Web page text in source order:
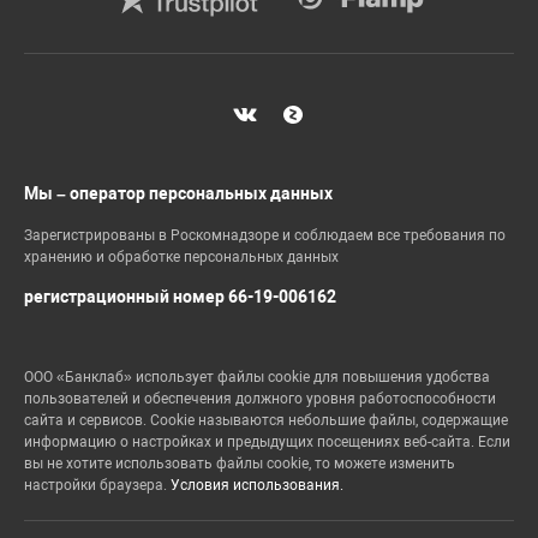
Мы – оператор персональных данных
Зарегистрированы в Роскомнадзоре и соблюдаем все требования по
хранению и обработке персональных данных
регистрационный номер 66-19-006162
ООО «Банклаб» использует файлы cookie для повышения удобства
пользователей и обеспечения должного уровня работоспособности
сайта и сервисов. Cookie называются небольшие файлы, содержащие
информацию о настройках и предыдущих посещениях веб-сайта. Если
вы не хотите использовать файлы cookie, то можете изменить
настройки браузера. Условия использования.